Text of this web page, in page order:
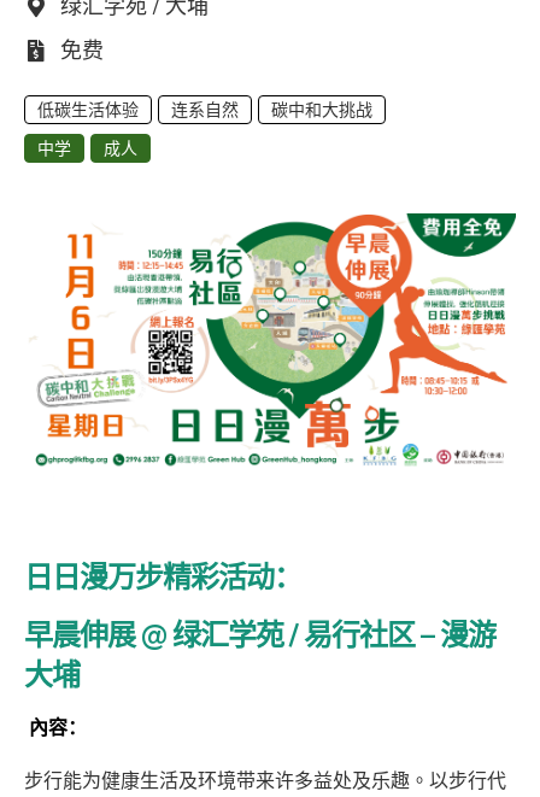
绿汇学苑 / 大埔
费用：
免费
低碳生活体验 连系自然
碳中和大挑战
中学
成人
日日漫万步精彩活动：
早晨伸展 @ 绿汇学苑 / 易行社区 – 漫游
大埔
內容：
步行能为健康生活及环境带来许多益处及乐趣。以步行代